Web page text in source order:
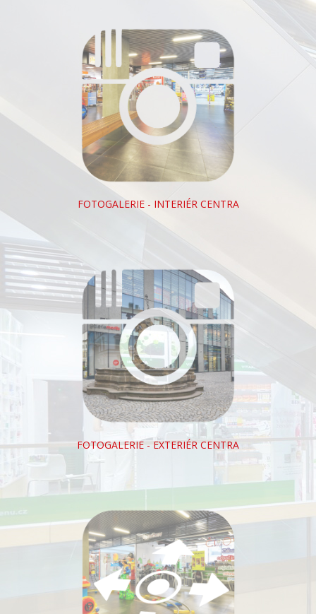
FOTOGALERIE - INTERIÉR CENTRA
FOTOGALERIE - EXTERIÉR CENTRA